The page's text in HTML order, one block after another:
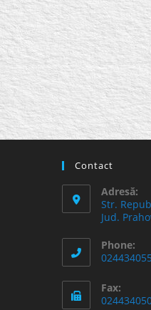
Contact
Adresă:
Str.
Jud.
Phone:
Fax: